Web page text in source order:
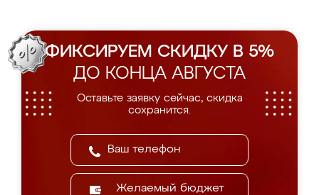
ФИКСИРУЕМ СКИДКУ В 5%
ДО КОНЦА АВГУСТА
Оставьте заявку сейчас, скидка
сохранится.
Желаемый бюджет